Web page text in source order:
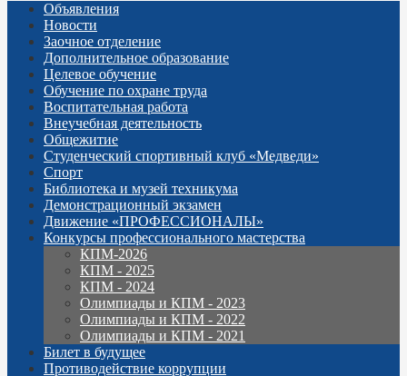
Объявления
Новости
Заочное отделение
Дополнительное образование
Целевое обучение
Обучение по охране труда
Воспитательная работа
Внеучебная деятельность
Общежитие
Студенческий спортивный клуб «Медведи»
Спорт
Библиотека и музей техникума
Демонстрационный экзамен
Движение «ПРОФЕССИОНАЛЫ»
Конкурсы профессионального мастерства
КПМ-2026
КПМ - 2025
КПМ - 2024
Олимпиады и КПМ - 2023
Олимпиады и КПМ - 2022
Олимпиады и КПМ - 2021
Билет в будущее
Противодействие коррупции